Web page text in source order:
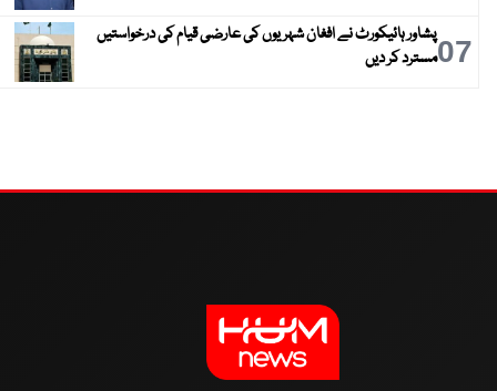
07پشاور ہائیکورٹ نے افغان شہریوں کی عارضی قیام کی درخواستیں
مسترد کر دیں